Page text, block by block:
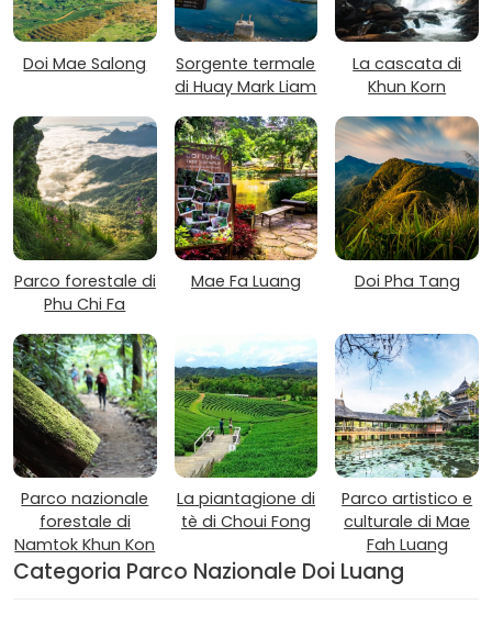
Doi Mae Salong
Sorgente termale
di Huay Mark Liam
La cascata di
Khun Korn
Parco forestale di
Phu Chi Fa
Mae Fa Luang Doi Pha Tang
Parco nazionale
forestale di
Namtok Khun Kon
La piantagione di
tè di Choui Fong
Parco artistico e
culturale di Mae
Fah Luang
Categoria Parco Nazionale Doi Luang